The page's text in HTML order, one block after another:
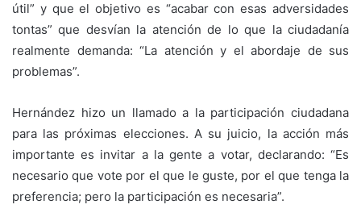
útil” y que el objetivo es “acabar con esas adversidades
tontas” que desvían la atención de lo que la ciudadanía
realmente demanda: “La atención y el abordaje de sus
problemas”.
Hernández hizo un llamado a la participación ciudadana
para las próximas elecciones. A su juicio, la acción más
importante es invitar a la gente a votar, declarando: “Es
necesario que vote por el que le guste, por el que tenga la
preferencia; pero la participación es necesaria”.